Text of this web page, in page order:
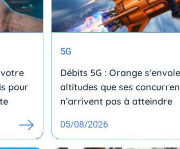
votre
pour
5G
Débits 5G : Orange
altitudes que ses
n’arrivent pas à atteindre
05/08/2026